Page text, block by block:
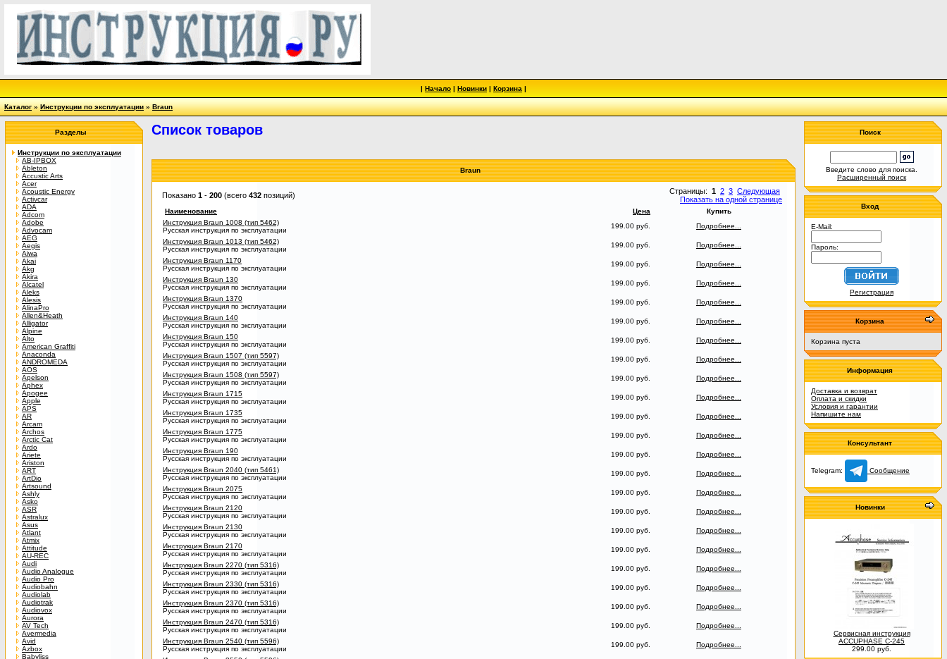
| Начало | Новинки | Корзина |
Каталог»Инструкции по эксплуатации»Braun
Разделы
Инструкции по эксплуатации
AB-IPBOX
Ableton
Accustic Arts
Acer
Acoustic Energy
Activcar
ADA
Adcom
Adobe
Advocam
AEG
Aegis
Aiwa
Akai
Akg
Akira
Alcatel
Aleks
Alesis
AlinaPro
Allen&Heath
Alligator
Alpine
Alto
American Graffiti
Anaconda
ANDROMEDA
AOS
Apelson
Aphex
Apogee
Apple
APS
AR
Arcam
Archos
Arctic Cat
Ardo
Ariete
Ariston
ART
ArtDio
Artsound
Ashly
Asko
ASR
Astralux
Asus
Atlant
Atmix
Attitude
AU-REC
Audi
Audio Analogue
Audio Pro
Audiobahn
Audiolab
Audiotrak
Audiovox
Aurora
AV Tech
Avermedia
Avid
Azbox
Babyliss
Список товаров
Braun
Показано 1 - 200 (всего 432 позиций) Страницы: 1 2 3 Следующая
Показать на одной странице
Наименование Цена
Купить
Инструкция Braun 1008 (тип 5462)
Русская инструкция по эксплуатации
199.00 руб.
Подробнее...
Инструкция Braun 1013 (тип 5462)
Русская инструкция по эксплуатации
199.00 руб.
Подробнее...
Инструкция Braun 1170
Русская инструкция по эксплуатации
199.00 руб.
Подробнее...
Инструкция Braun 130
Русская инструкция по эксплуатации
199.00 руб.
Подробнее...
Инструкция Braun 1370
Русская инструкция по эксплуатации
199.00 руб.
Подробнее...
Инструкция Braun 140
Русская инструкция по эксплуатации
199.00 руб.
Подробнее...
Инструкция Braun 150
Русская инструкция по эксплуатации
199.00 руб.
Подробнее...
Инструкция Braun 1507 (тип 5597)
Русская инструкция по эксплуатации
199.00 руб.
Подробнее...
Инструкция Braun 1508 (тип 5597)
Русская инструкция по эксплуатации
199.00 руб.
Подробнее...
Инструкция Braun 1715
Русская инструкция по эксплуатации
199.00 руб.
Подробнее...
Инструкция Braun 1735
Русская инструкция по эксплуатации
199.00 руб.
Подробнее...
Инструкция Braun 1775
Русская инструкция по эксплуатации
199.00 руб.
Подробнее...
Инструкция Braun 190
Русская инструкция по эксплуатации
199.00 руб.
Подробнее...
Инструкция Braun 2040 (тип 5461)
Русская инструкция по эксплуатации
199.00 руб.
Подробнее...
Инструкция Braun 2075
Русская инструкция по эксплуатации
199.00 руб.
Подробнее...
Инструкция Braun 2120
Русская инструкция по эксплуатации
199.00 руб.
Подробнее...
Инструкция Braun 2130
Русская инструкция по эксплуатации
199.00 руб.
Подробнее...
Инструкция Braun 2170
Русская инструкция по эксплуатации
199.00 руб.
Подробнее...
Инструкция Braun 2270 (тип 5316)
Русская инструкция по эксплуатации
199.00 руб.
Подробнее...
Инструкция Braun 2330 (тип 5316)
Русская инструкция по эксплуатации
199.00 руб.
Подробнее...
Инструкция Braun 2370 (тип 5316)
Русская инструкция по эксплуатации
199.00 руб.
Подробнее...
Инструкция Braun 2470 (тип 5316)
Русская инструкция по эксплуатации
199.00 руб.
Подробнее...
Инструкция Braun 2540 (тип 5596)
Русская инструкция по эксплуатации
199.00 руб.
Подробнее...
Поиск
Введите слово для поиска.
Расширенный поиск
Вход
E-Mail:
Пароль:
Регистрация
Корзина
Корзина пуста
Информация
Доставка и возврат
Оплата и скидки
Условия и гарантии
Напишите нам
Консультант
Telegram: Сообщение
Новинки
Сервисная инструкция
ACCUPHASE C-245
299.00 руб.